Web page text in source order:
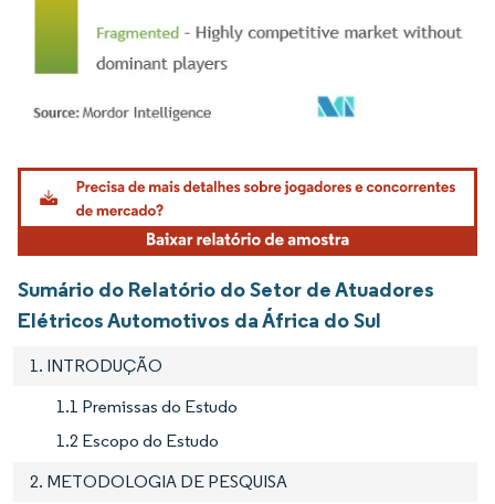
Imagem © Mordor Intelligence. O reuso requer atribuição conforme CC BY 4.0.
Sumário do Relatório do Setor de Atuadores
Elétricos Automotivos da África do Sul
1. INTRODUÇÃO
1.1 Premissas do Estudo
1.2 Escopo do Estudo
2. METODOLOGIA DE PESQUISA